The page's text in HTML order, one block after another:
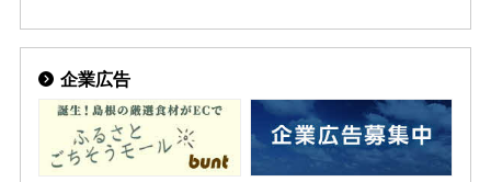
企業広告